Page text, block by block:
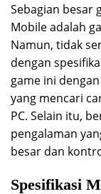
Sebagian besar
Mobile adalah
Namun, tidak
dengan
game ini
yang mencari
PC. Selain itu,
pengalaman
besar dan
Spesifikasi